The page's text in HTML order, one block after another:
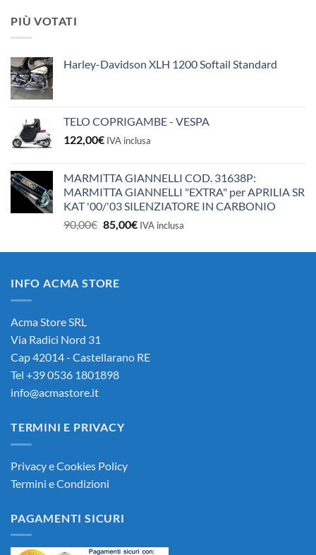
PIÙ VOTATI
Harley-Davidson XLH 1200 Softail Standard
TELO COPRIGAMBE - VESPA
122,00€ IVA inclusa
MARMITTA GIANNELLI COD. 31638P:
MARMITTA GIANNELLI "EXTRA" per APRILIA SR
KAT '00/'03 SILENZIATORE IN CARBONIO
90,00€ Il
originale
90,00€.
85,00€Il
attuale
IVA inclusa
INFO ACMA STORE
Acma Store SRL
Via Radici Nord 31
Cap 42014 - Castellarano RE
Tel +39 0536 1801898
info@acmastore.it
TERMINI E PRIVACY
Privacy e Cookies Policy
Termini e Condizioni
PAGAMENTI SICURI